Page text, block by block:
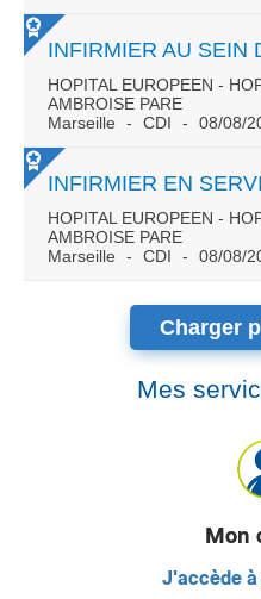
HOPITAL EUROPEEN -
AMBROISE PARE
Marseille
CDI 08/08/
HOPITAL EUROPEEN -
AMBROISE PARE
Marseille
CDI 08/08/
Charger
Mes
Mon
J'accède